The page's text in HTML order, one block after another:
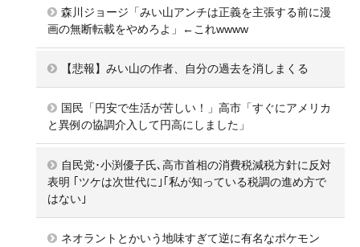
森川ジョージ「みい山アンチは正義を主張する前に漫
画の無断転載をやめろよ」←これwwww
【悲報】みい山の作者、自分の過去を消しまくる
国民「円安で生活が苦しい！」高市「すぐにアメリカ
と異例の協調介入して円高にしました」
自民党･小渕優子氏､高市首相の消費税減税方針に反対
表明 ｢ツケは次世代に｣｢私が知っている税調の進め方で
はない｣
ネオラントとかいう地味すぎて逆に有名なポケモン